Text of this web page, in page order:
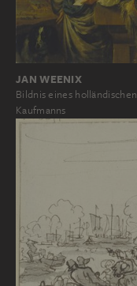
JAN WEENIX
Bildnis eines holländischen
Kaufmanns